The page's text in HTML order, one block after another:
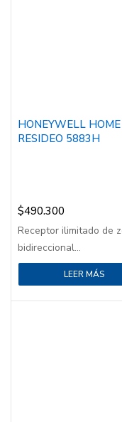
HONEYWELL HOME
RESIDEO 5883H
$490.300
Receptor ilimitado de
bidireccional...
LEER MÁS